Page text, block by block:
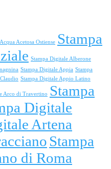
Acetosa Ostiense Stampa
Stampa Digitale Alberone
Stampa Digitale Appia Stampa
Stampa Digitale Appio Latino
Arco di Travertino
Stampa
Digitale
Artena
Stampa
di Roma